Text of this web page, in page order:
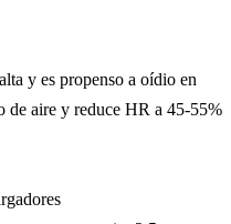
y es propenso a oídio en
de aire y reduce HR a 45-55%